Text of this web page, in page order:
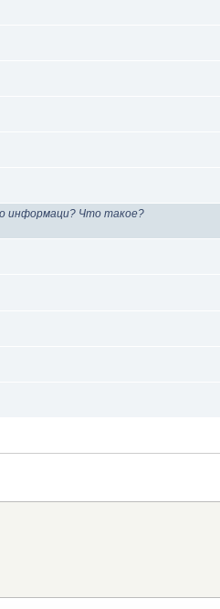
информаци? Что такое?